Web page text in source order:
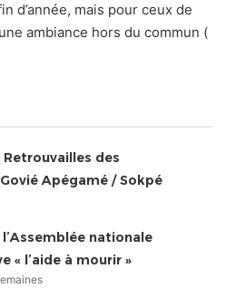
d’année, mais pour ceux de
ambiance hors du commun (
Retrouvailles des
Apégamé / Sokpé
l’Assemblée nationale
« l’aide à mourir »